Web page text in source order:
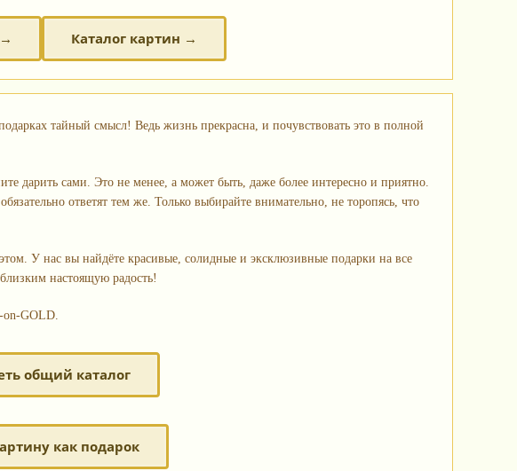
Каталог картин →
тайный смысл! Ведь жизнь прекрасна, и почувствовать это в полной
дарить сами. Это не менее, а может быть, даже более интересно и приятно.
ответят тем же. Только выбирайте внимательно, не торопясь, что
У нас вы найдёте красивые, солидные и эксклюзивные подарки на все
настоящую радость!
общий каталог
как подарок